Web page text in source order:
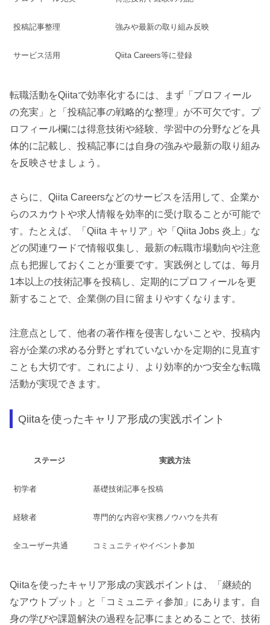
投稿記事整理 強みや最新の取り組み反映
サービス活用 Qiita Careers等に登録
転職活動をQiitaで効率化するには、まず「プロフィール
の充実」と「投稿記事の戦略的な整理」が不可欠です。プ
ロフィール欄には得意技術や経験、学習中の分野などを具
体的に記載し、投稿記事には自身の強みや最新の取り組み
を反映させましょう。
さらに、Qiita Careersなどのサービスを活用して、企業か
らのスカウトや求人情報を効率的に受け取ることが可能で
す。たとえば、「Qiita キャリア」や「Qiita Jobs 炎上」な
どの関連ワードで情報収集し、最新の転職市場動向や注意
点も把握しておくことが重要です。実践例としては、毎月
1本以上の技術記事を投稿し、定期的にプロフィールを更
新することで、企業側の目に留まりやすくなります。
注意点として、他者の著作権を侵害しないことや、投稿内
容が企業の求める分野とずれていないかを定期的に見直す
ことも大切です。これにより、より効率的かつ安全な転職
活動が実現できます。
Qiitaを使ったキャリア形成の実践ポイント
ステージ 実践方法
初学者 基礎技術記事を投稿
経験者 専門的な内容や実務ノウハウを共有
全ユーザー共通 コミュニティやイベント参加
Qiitaを使ったキャリア形成の実践ポイントは、「継続的
なアウトプット」と「コミュニティ参加」にあります。自
身の学びや課題解決の過程を記事にまとめることで、技術